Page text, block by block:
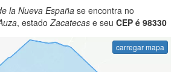
la Nueva España se encontra no
, estado Zacatecas e seu CEP é 98330
carregar mapa